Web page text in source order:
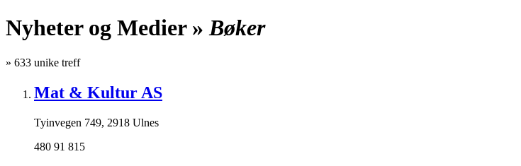
Nyheter og Medier »Bøker
» 633 unike treff
Mat & Kultur AS
Tyinvegen 749, 2918 Ulnes
480 91 815